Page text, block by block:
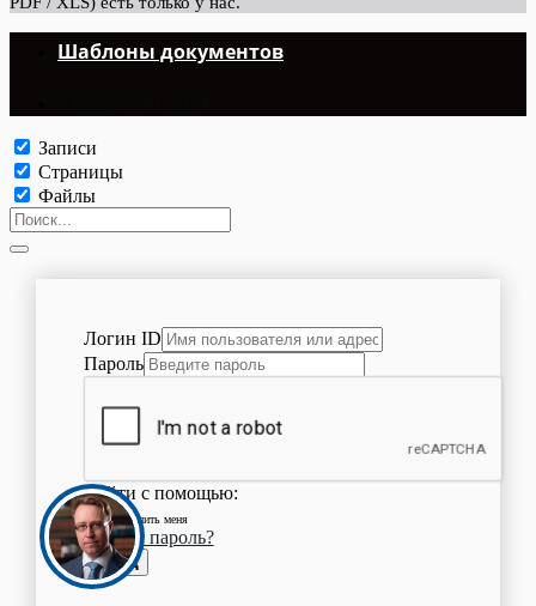
Шаблоны документов
Записи
Страницы
Файлы
Логин ID
Пароль
Войти с помощью:
Запомнить меня
Забыли пароль?
Вход